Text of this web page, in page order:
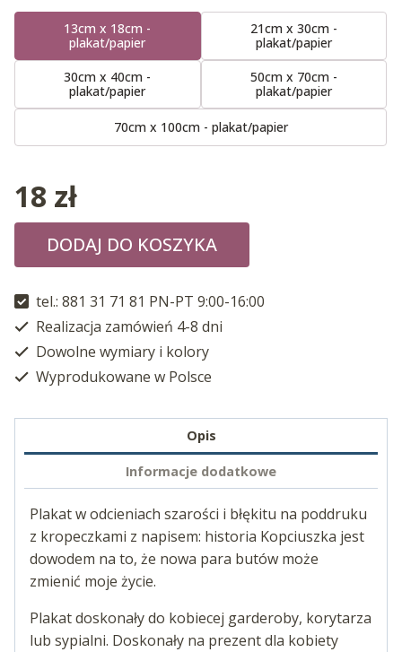
13cm x 18cm -
plakat/papier
21cm x 30cm -
plakat/papier
30cm x 40cm -
plakat/papier
50cm x 70cm -
plakat/papier
70cm x 100cm - plakat/papier
18 zł
DODAJ DO KOSZYKA
tel.: 881 31 71 81 PN-PT 9:00-16:00
Realizacja zamówień 4-8 dni
Dowolne wymiary i kolory
Wyprodukowane w Polsce
Opis
Informacje dodatkowe
Plakat w odcieniach szarości i błękitu na poddruku
z kropeczkami z napisem: historia Kopciuszka jest
dowodem na to, że nowa para butów może
zmienić moje życie.
Plakat doskonały do kobiecej garderoby, korytarza
lub sypialni. Doskonały na prezent dla kobiety